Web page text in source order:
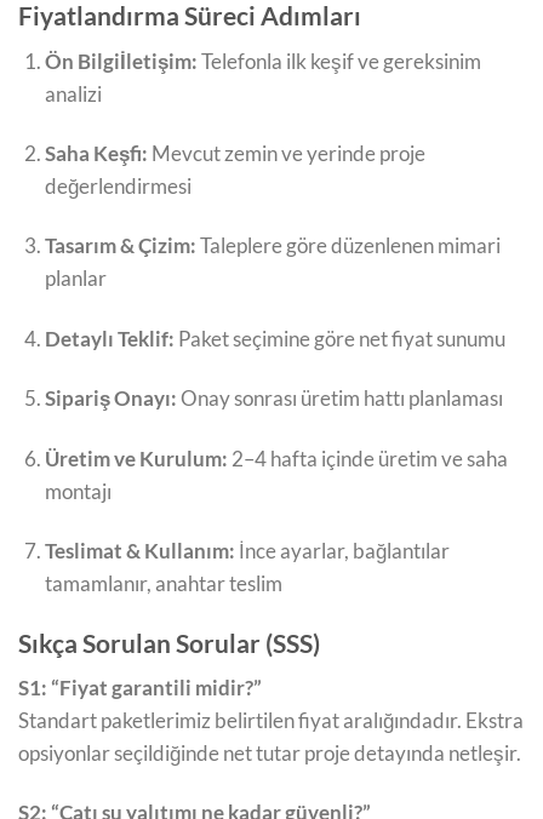
Fiyatlandırma Süreci Adımları
Ön Bilgiİletişim:Telefonla ilk keşif ve gereksinim
analizi
Saha Keşfi: Mevcut zemin ve yerinde proje
değerlendirmesi
Tasarım & Çizim:Taleplere göre düzenlenen mimari
planlar
Detaylı Teklif: Paket seçimine göre net fiyat sunumu
Sipariş Onayı:Onay sonrası üretim hattı planlaması
Üretim ve Kurulum: 2–4 hafta içinde üretim ve saha
montajı
Teslimat & Kullanım: İnce ayarlar, bağlantılar
tamamlanır, anahtar teslim
Sıkça Sorulan Sorular (SSS)
S1: “Fiyat garantili midir?”
Standart paketlerimiz belirtilen fiyat aralığındadır. Ekstra
opsiyonlar seçildiğinde net tutar proje detayında netleşir.
S2: “Çatı su yalıtımı ne kadar güvenli?”